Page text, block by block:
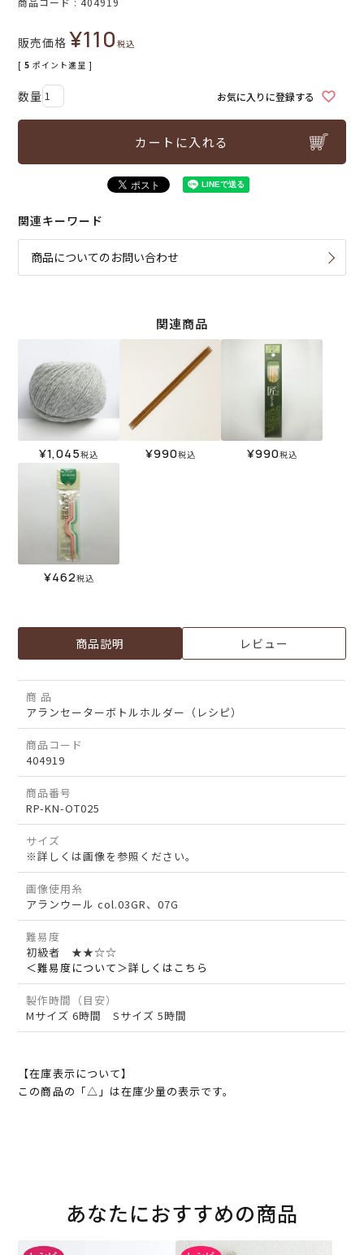
販売価格 ¥110税込
[ 5 ポイント進呈 ]
お気に入りに登録する
カートに入れる
関連キーワード
商品についてのお問い合わせ
関連商品
¥1,045税込 ¥990税込 ¥990税込
¥462税込
商品説明 レビュー
商 品
アランセーターボトルホルダー（レシピ）
商品コード
404919
商品番号
RP-KN-OT025
サイズ
※詳しくは画像を参照ください。
画像使用糸
アランウール col.03GR、07G
難易度
初級者 ★★☆☆
＜難易度について＞詳しくはこちら
製作時間（目安）
Mサイズ 6時間 Sサイズ 5時間
【在庫表示について】
この商品の「△」は在庫少量の表示です。
あなたにおすすめの商品